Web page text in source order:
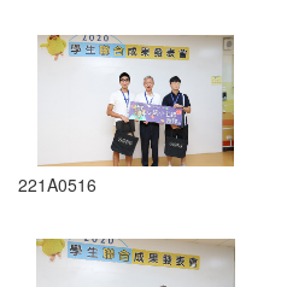
221A0516